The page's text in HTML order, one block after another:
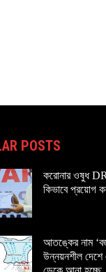
POSTS
করোনার ওষুধ
কিভাবে প্রয়োগ
আতঙ্কের নাম
উন্নয়নশীল দেশে